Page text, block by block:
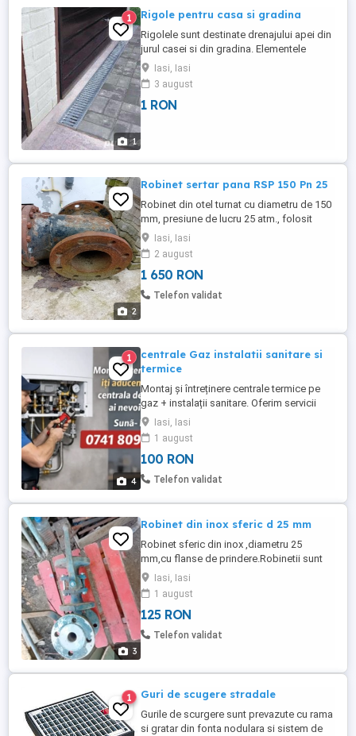
1
1 Rigole pentru casa si gradina
Rigolele sunt destinate drenajului apei din
jurul casei si din gradina. Elementele
sistemului Selflock sunt realizate din
beton cu polimeri, material rezistent la
coroziune, intemperii si ciclurile inghet-
dezghet. Rigola si caminul colector se pot
Iasi, Iasi
3 august
1 RON
2
Robinet sertar pana RSP 150 Pn 25
Robinet din otel turnat cu diametru de 150
mm, presiune de lucru 25 atm., folosit
pentru instalatii industriale de termoficare,
apa ,gaz.Nu este nou.
Iasi, Iasi
2 august
1 650 RON
Telefon validat
4
1
centrale Gaz instalatii sanitare si
termice
Montaj și întreținere centrale termice pe
gaz + instalații sanitare. Oferim servicii
complete: montaj, reglaje, echilibrare
calorifere, filtre antimagnetită și
polifosfat. Calitate și preț corect!
Iasi, Iasi
1 august
100 RON
Telefon validat
3
Robinet din inox sferic d 25 mm
Robinet sferic din inox ,diametru 25
mm,cu flanse de prindere.Robinetii sunt
noi.Stoc 2 buc.
Iasi, Iasi
1 august
125 RON
Telefon validat
1 Guri de scugere stradale
Gurile de scurgere sunt prevazute cu rama
si gratar din fonta nodulara si sistem de